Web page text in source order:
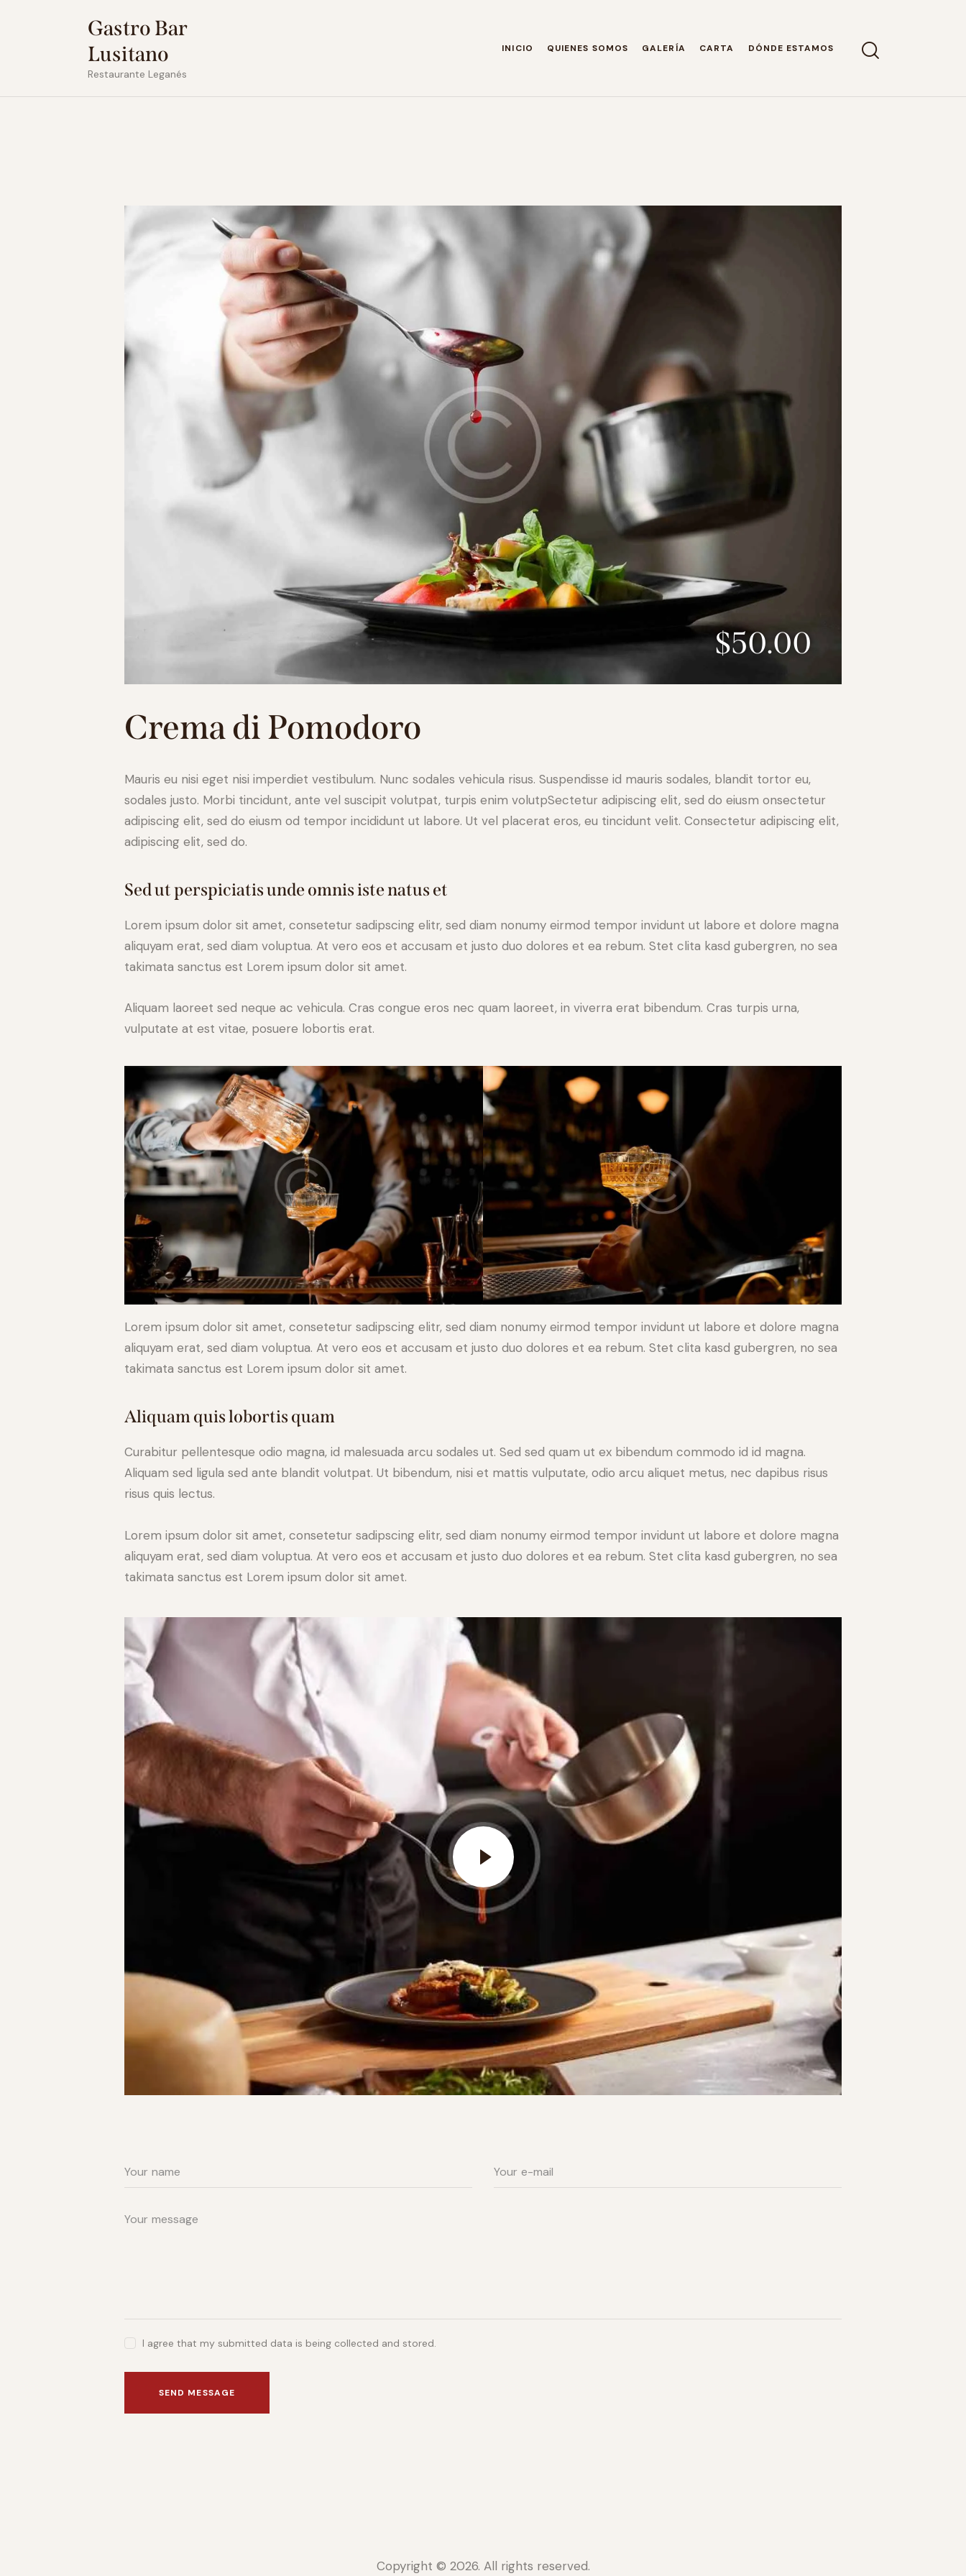
Gastro Bar
Lusitano
Restaurante Leganés
INICIO QUIENES SOMOS GALERÍA CARTA DÓNDE ESTAMOS
$50.00
Crema di Pomodoro
Mauris eu nisi eget nisi imperdiet vestibulum. Nunc sodales vehicula risus. Suspendisse id mauris sodales, blandit tortor eu,
sodales justo. Morbi tincidunt, ante vel suscipit volutpat, turpis enim volutpSectetur adipiscing elit, sed do eiusm onsectetur
adipiscing elit, sed do eiusm od tempor incididunt ut labore. Ut vel placerat eros, eu tincidunt velit. Consectetur adipiscing elit,
adipiscing elit, sed do.
Sed ut perspiciatis unde omnis iste natus et
Lorem ipsum dolor sit amet, consetetur sadipscing elitr, sed diam nonumy eirmod tempor invidunt ut labore et dolore magna
aliquyam erat, sed diam voluptua. At vero eos et accusam et justo duo dolores et ea rebum. Stet clita kasd gubergren, no sea
takimata sanctus est Lorem ipsum dolor sit amet.
Aliquam laoreet sed neque ac vehicula. Cras congue eros nec quam laoreet, in viverra erat bibendum. Cras turpis urna,
vulputate at est vitae, posuere lobortis erat.
Lorem ipsum dolor sit amet, consetetur sadipscing elitr, sed diam nonumy eirmod tempor invidunt ut labore et dolore magna
aliquyam erat, sed diam voluptua. At vero eos et accusam et justo duo dolores et ea rebum. Stet clita kasd gubergren, no sea
takimata sanctus est Lorem ipsum dolor sit amet.
Aliquam quis lobortis quam
Curabitur pellentesque odio magna, id malesuada arcu sodales ut. Sed sed quam ut ex bibendum commodo id id magna.
Aliquam sed ligula sed ante blandit volutpat. Ut bibendum, nisi et mattis vulputate, odio arcu aliquet metus, nec dapibus risus
risus quis lectus.
Lorem ipsum dolor sit amet, consetetur sadipscing elitr, sed diam nonumy eirmod tempor invidunt ut labore et dolore magna
aliquyam erat, sed diam voluptua. At vero eos et accusam et justo duo dolores et ea rebum. Stet clita kasd gubergren, no sea
takimata sanctus est Lorem ipsum dolor sit amet.
I agree that my submitted data is being collected and stored.
SEND MESSAGE
Copyright © 2026. All rights reserved.